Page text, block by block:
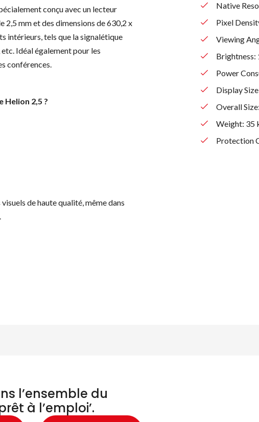
conçu avec un lecteur
2,5 mm et des dimensions de 630,2 x
intérieurs, tels que la signalétique
Idéal également pour les
conférences.
Helion 2,5 ?
de haute qualité, même dans
Native
Pixel
Viewing
Brightness:
Power
Display
Overall
Weight: 35
Protection
l’ensemble du
à l’emploi’.